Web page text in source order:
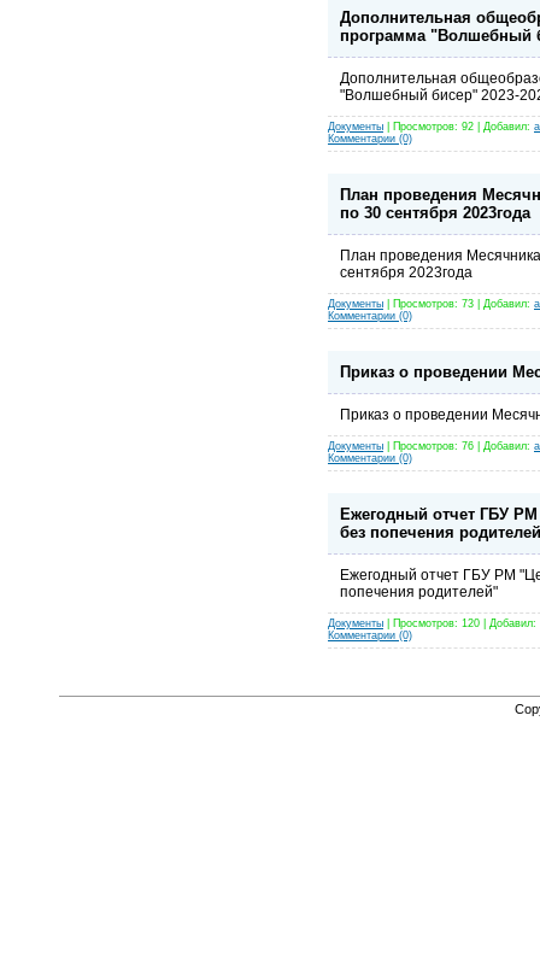
Дополнительная
программа "Волшебный
Дополнительная
"Волшебный бисер" 2023-
Документы | Просмотров: 92 | Добавил:
Комментарии (0)
План проведения
по 30 сентября 2023года
План проведения
сентября 2023года
Документы | Просмотров: 73 | Добавил:
Комментарии (0)
Приказ о проведении
Приказ о проведении
Документы | Просмотров: 76 | Добавил:
Комментарии (0)
Ежегодный отчет ГБУ
без попечения
Ежегодный отчет ГБУ РМ
попечения родителей"
Документы | Просмотров: 120 | Добавил:
Комментарии (0)